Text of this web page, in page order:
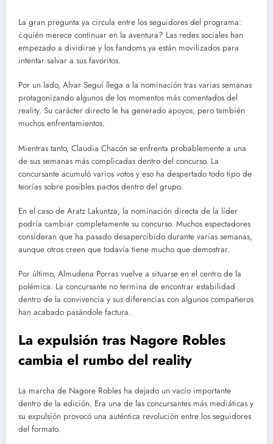
La gran pregunta ya circula entre los seguidores del programa:
¿quién merece continuar en la aventura? Las redes sociales han
empezado a dividirse y los fandoms ya están movilizados para
intentar salvar a sus favoritos.
Por un lado, Alvar Seguí llega a la nominación tras varias semanas
protagonizando algunos de los momentos más comentados del
reality. Su carácter directo le ha generado apoyos, pero también
muchos enfrentamientos.
Mientras tanto, Claudia Chacón se enfrenta probablemente a una
de sus semanas más complicadas dentro del concurso. La
concursante acumuló varios votos y eso ha despertado todo tipo de
teorías sobre posibles pactos dentro del grupo.
En el caso de Aratz Lakuntza, la nominación directa de la líder
podría cambiar completamente su concurso. Muchos espectadores
consideran que ha pasado desapercibido durante varias semanas,
aunque otros creen que todavía tiene mucho que demostrar.
Por último, Almudena Porras vuelve a situarse en el centro de la
polémica. La concursante no termina de encontrar estabilidad
dentro de la convivencia y sus diferencias con algunos compañeros
han acabado pasándole factura.
La expulsión tras Nagore Robles
cambia el rumbo del reality
La marcha de Nagore Robles ha dejado un vacío importante
dentro de la edición. Era una de las concursantes más mediáticas y
su expulsión provocó una auténtica revolución entre los seguidores
del formato.